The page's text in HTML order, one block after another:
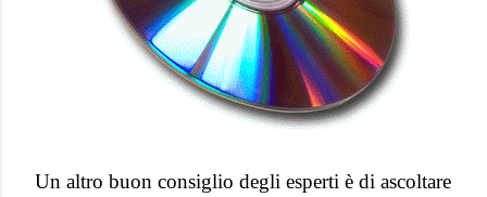
Un altro buon consiglio degli esperti è di ascoltare